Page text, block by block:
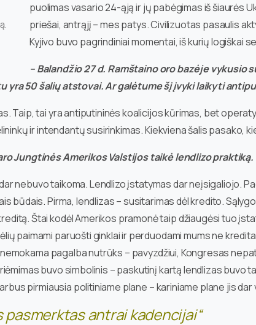
puolimas vasario 24-ąją ir jų pabėgimas iš šiaurės
priešai, antrąjį – mes patys. Civilizuotas pasaulis
Kyjivo buvo pagrindiniai momentai, iš kurių logiškai
– Balandžio 27 d. Ramštaino oro bazėje
yra 50 šalių atstovai. Ar galėtume šį įvyki laikyti
Taip, tai yra antiputininės koalicijos kūrimas, bet
ir intendantų susirinkimas. Kiekviena šalis pasako,
Jungtinės Amerikos Valstijos taikė lendlizo
nebuvo taikoma. Lendlizo įstatymas dar neįsigaliojo.
būdais. Pirma, lendlizas – susitarimas dėl kredito.
Štai kodėl Amerikos pramonė taip džiaugėsi tuo
paimami paruošti ginklai ir perduodami mums ne
nemokama pagalba nutrūks – pavyzdžiui, Kongresas
buvo simbolinis – paskutinį kartą lendlizas buvo
pirmiausia politiniame plane – kariniame plane jis
antrai kadencijai“